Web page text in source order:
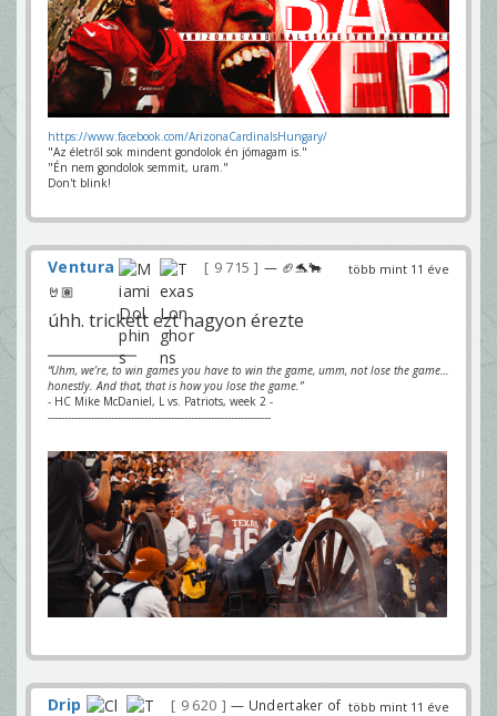
https://www.facebook.com/ArizonaCardinalsHungary/
"Az életről sok mindent gondolok én jómagam is."
"Én nem gondolok semmit, uram."
Don't blink!
több mint 11 éve
Ventura 9 715
— 🏈🐬🐂
🤘🏽
úhh. trickett ezt nagyon érezte
“Uhm, we’re, to win games you have to win the game, umm, not lose the game…
honestly. And that, that is how you lose the game.”
- HC Mike McDaniel, L vs. Patriots, week 2 -
-------------------------------------------------------------------
több mint 11 éve
Drip 9 620
— Undertaker of